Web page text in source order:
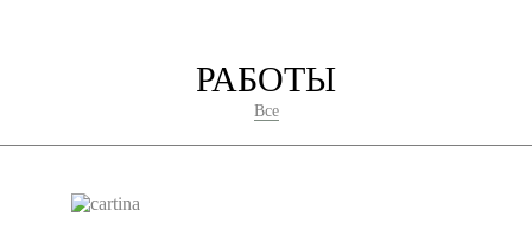
РАБОТЫ
Все